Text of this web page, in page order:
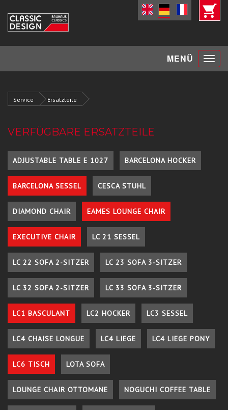
MENÜ Toggle
Service Ersatzteile
VERFÜGBARE ERSATZTEILE
ADJUSTABLE TABLE E 1027 BARCELONA HOCKER
BARCELONA SESSEL CESCA STUHL
DIAMOND CHAIR EAMES LOUNGE CHAIR
EXECUTIVE CHAIR LC 21 SESSEL
LC 22 SOFA 2-SITZER LC 23 SOFA 3-SITZER
LC 32 SOFA 2-SITZER LC 33 SOFA 3-SITZER
LC1 BASCULANT LC2 HOCKER LC3 SESSEL
LC4 CHAISE LONGUE LC4 LIEGE LC4 LIEGE PONY
LC6 TISCH LOTA SOFA
LOUNGE CHAIR OTTOMANE NOGUCHI COFFEE TABLE